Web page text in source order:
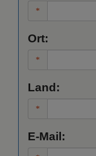
Ort:
Land:
E-Mail: